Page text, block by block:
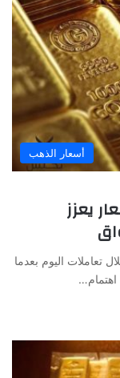
أسعار الذهب
يعزز
تعاملات اليوم بعدما